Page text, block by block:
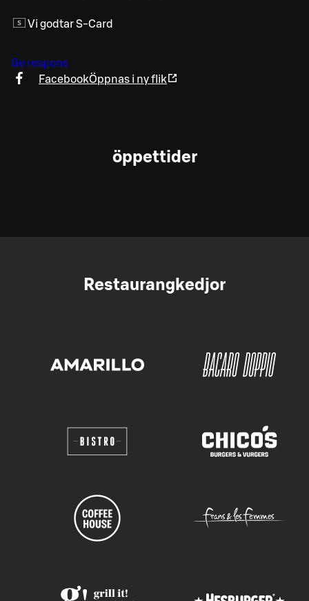
Vi godtar S-Card
Ge respons
FacebookÖppnas i ny flik
öppettider
Restaurangkedjor